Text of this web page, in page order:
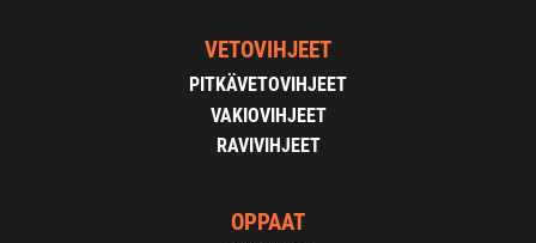
VETOVIHJEET
PITKÄVETOVIHJEET
VAKIOVIHJEET
RAVIVIHJEET
OPPAAT